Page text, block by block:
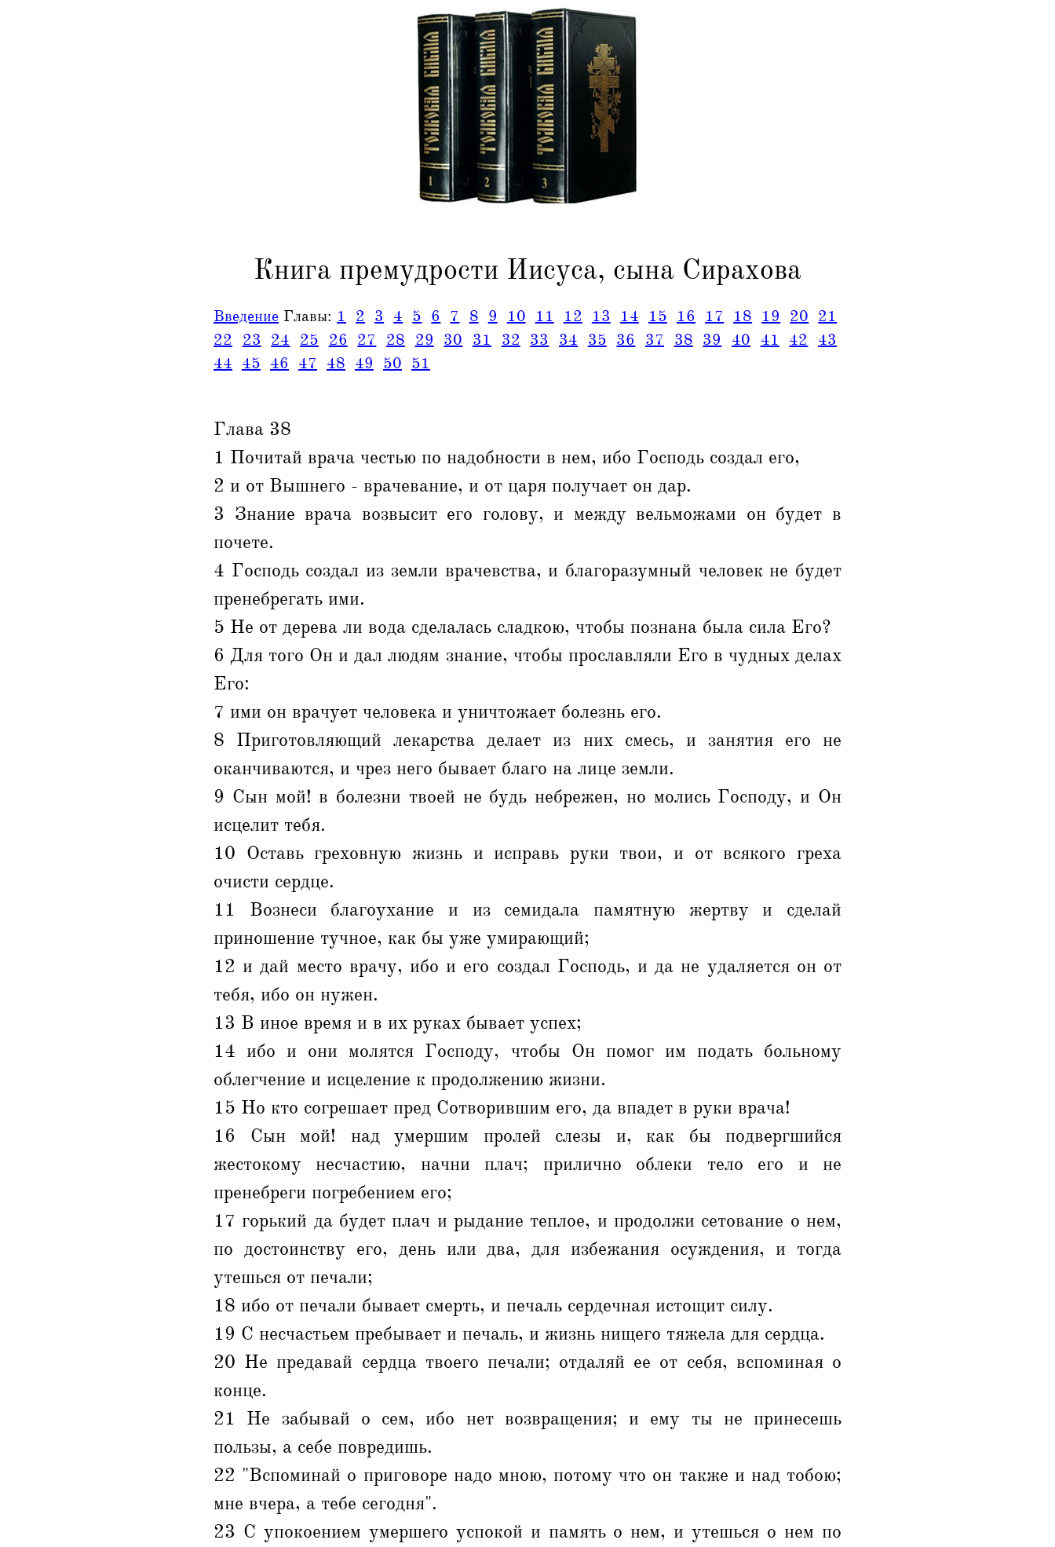
Книга премудрости Иисуса, сына Сирахова
Введение Главы: 1 2 3 4 5 6 7 8 9 10 11 12 13 14 15 16 17 18 19 20 21
22
23 24 25 26 27 28 29 30 31 32 33 34 35 36 37 38 39 40 41 42
43
44 45 46 47 48 49 50 51
Глава 38
1 Почитай врача честью по надобности в нем, ибо Господь создал его,
2 и от Вышнего - врачевание, и от царя получает он дар.
3 Знание врача возвысит его голову, и между вельможами он будет в
почете.
4 Господь создал из земли врачевства, и благоразумный человек не будет
пренебрегать ими.
5 Не от дерева ли вода сделалась сладкою, чтобы познана была сила Его?
6 Для того Он и дал людям знание, чтобы прославляли Его в чудных делах
Его:
7 ими он врачует человека и уничтожает болезнь его.
8 Приготовляющий лекарства делает из них смесь, и занятия его не
оканчиваются, и чрез него бывает благо на лице земли.
9 Сын мой! в болезни твоей не будь небрежен, но молись Господу, и Он
исцелит тебя.
10 Оставь греховную жизнь и исправь руки твои, и от всякого греха
очисти сердце.
11 Вознеси благоухание и из семидала памятную жертву и сделай
приношение тучное, как бы уже умирающий;
12 и дай место врачу, ибо и его создал Господь, и да не удаляется он от
тебя, ибо он нужен.
13 В иное время и в их руках бывает успех;
14 ибо и они молятся Господу, чтобы Он помог им подать больному
облегчение и исцеление к продолжению жизни.
15 Но кто согрешает пред Сотворившим его, да впадет в руки врача!
16 Сын мой! над умершим пролей слезы и, как бы подвергшийся
жестокому несчастию, начни плач; прилично облеки тело его и не
пренебреги погребением его;
17 горький да будет плач и рыдание теплое, и продолжи сетование о нем,
по достоинству его, день или два, для избежания осуждения, и тогда
утешься от печали;
18 ибо от печали бывает смерть, и печаль сердечная истощит силу.
19 С несчастьем пребывает и печаль, и жизнь нищего тяжела для сердца.
20 Не предавай сердца твоего печали; отдаляй ее от себя, вспоминая о
конце.
21 Не забывай о сем, ибо нет возвращения; и ему ты не принесешь
пользы, а себе повредишь.
22 "Вспоминай о приговоре надо мною, потому что он также и над тобою;
мне вчера, а тебе сегодня".
23 С упокоением умершего успокой и память о нем, и утешься о нем по